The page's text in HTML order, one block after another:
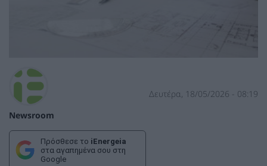
Newsroom
Δευτέρα, 18/05/2026 - 08:19
Πρόσθεσε το iEnergeia
στα αγαπημένα σου στη
Google